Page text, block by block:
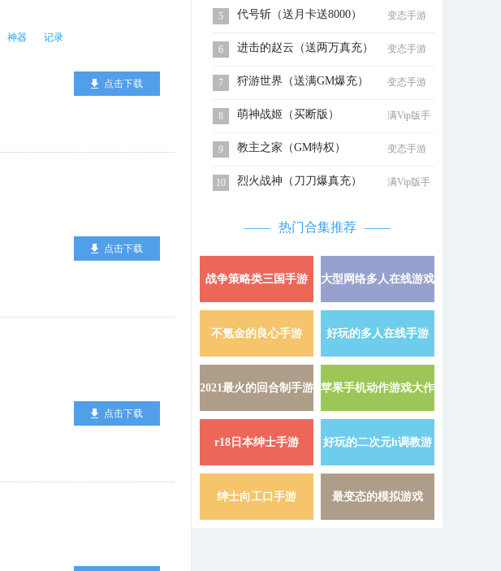
神器
记录
点击下载
点击下载
点击下载
5
代号斩（送月卡送8000） 变态手游
6 进击的赵云（送两万真充） 变态手游
7 狩游世界（送满GM爆充） 变态手游
8 萌神战姬（买断版）
满Vip版手
9
教主之家（GM特权） 变态手游
10 烈火战神（刀刀爆真充）
满Vip版手
热门合集推荐
战争策略类三国手游 详情 »
大型网络多人在线游戏
不氪金的良心手游 详情 »
好玩的多人在线手游
2021最火的回合制手游 详情 »
苹果手机动作游戏大作
r18日本绅士手游 详情 »
好玩的二次元h调教游
戏
绅士向工口手游 详情 »
最变态的模拟游戏